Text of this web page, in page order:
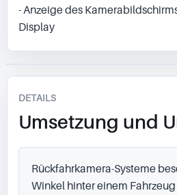
- Anzeige des
Display
DETAILS
Umsetzung und
Rückfahrkamera-Systeme
Winkel hinter einem